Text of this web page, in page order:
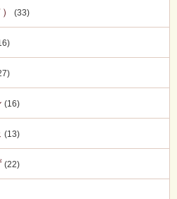
(33)
(16)
(13)
(22)